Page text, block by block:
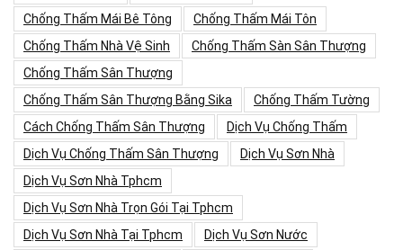
Chống Thấm Mái Bê Tông
Chống Thấm Mái Tôn
Chống Thấm Nhà Vệ Sinh
Chống Thấm Sàn Sân Thượng
Chống Thấm Sân Thượng
Chống Thấm Sân Thượng Bằng Sika
Chống Thấm Tường
Cách Chống Thấm Sân Thượng
Dịch Vụ Chống Thấm
Dịch Vụ Chống Thấm Sân Thượng
Dịch Vụ Sơn Nhà
Dịch Vụ Sơn Nhà Tphcm
Dịch Vụ Sơn Nhà Trọn Gói Tại Tphcm
Dịch Vụ Sơn Nhà Tại Tphcm
Dịch Vụ Sơn Nước